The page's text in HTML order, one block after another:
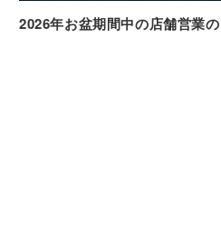
2026年お盆期間中の店舗営業